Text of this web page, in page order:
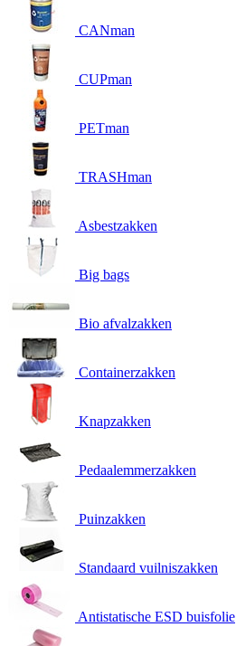
CANman
CUPman
PETman
TRASHman
Asbestzakken
Big bags
Bio afvalzakken
Containerzakken
Knapzakken
Pedaalemmerzakken
Puinzakken
Standaard vuilniszakken
Antistatische ESD buisfolie